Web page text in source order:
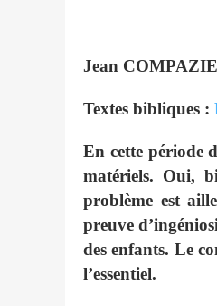
Jean
Textes bibliques :
En cette période
matériels. Oui,
problème est
preuve
des enfants. Le
l’essentiel.